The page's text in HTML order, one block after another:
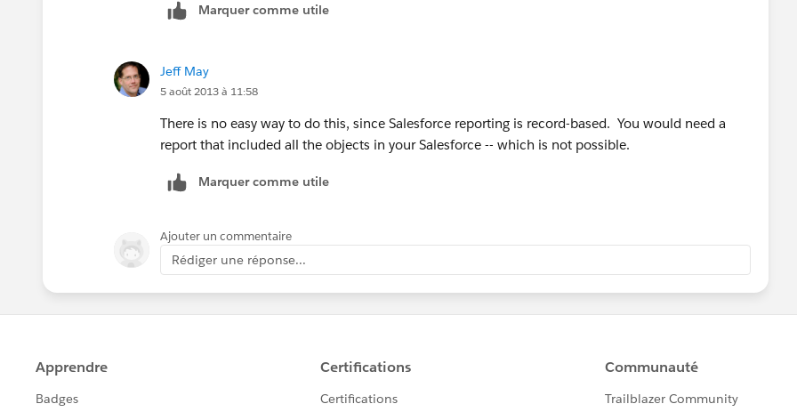
Marquer comme utile
Jeff May
5 août 2013 à 11:58
There is no easy way to do this, since Salesforce reporting is record-based. You would need a
report that included all the objects in your Salesforce -- which is not possible.
Marquer comme utile
Ajouter un commentaire
Rédiger une réponse...